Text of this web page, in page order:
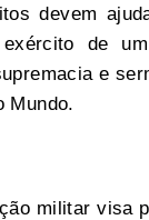
devem
de
e
Mundo.
militar visa